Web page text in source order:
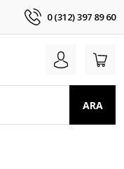
0 (312) 397 89 60
ARA